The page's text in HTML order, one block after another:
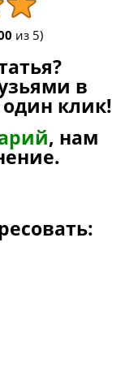
из 5)
в
клик!
, нам